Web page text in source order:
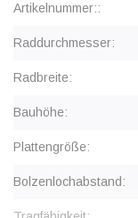
Artikelnummer::
Raddurchmesser:
Radbreite:
Bauhöhe:
Plattengröße:
Bolzenlochabstand: